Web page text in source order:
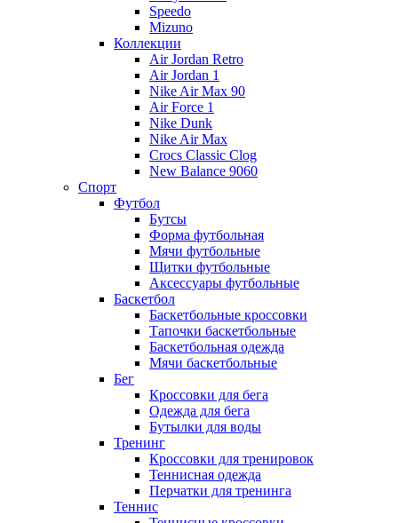
Speedo
Mizuno
Коллекции
Air Jordan Retro
Air Jordan 1
Nike Air Max 90
Air Force 1
Nike Dunk
Nike Air Max
Crocs Classic Clog
New Balance 9060
Спорт
Футбол
Бутсы
Форма футбольная
Мячи футбольные
Щитки футбольные
Аксессуары футбольные
Баскетбол
Баскетбольные кроссовки
Тапочки баскетбольные
Баскетбольная одежда
Мячи баскетбольные
Бег
Кроссовки для бега
Одежда для бега
Бутылки для воды
Тренинг
Кроссовки для тренировок
Теннисная одежда
Перчатки для тренинга
Теннис